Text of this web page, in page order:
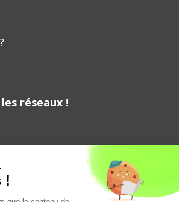
réseaux !
de
!